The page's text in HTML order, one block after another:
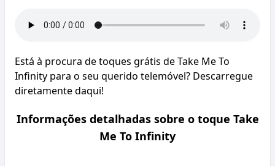
Está à procura de toques grátis de Take Me To
Infinity para o seu querido telemóvel? Descarregue
diretamente daqui!
Informações detalhadas sobre o toque Take
Me To Infinity